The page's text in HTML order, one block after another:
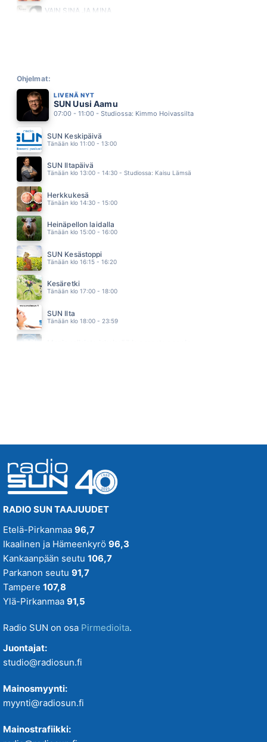
VAIN SINÄ JA MINÄ
SUVI KARJULA
SATA VUOTTA SITTEN
SAMU HABER
03.42
LAURA NÄRHI
03.36
MARKKU ARO
03.33
HAPPORADIO
03.25
BOGART CO
03.20
EMMA & MATILDA
03.15
MAMBA
03.11
JANNIKA B
03.09
Ohjelmat:
LIVENÄ NYT
SUN Uusi Aamu
07:00 - 11:00 - Studiossa: Kimmo Hoivassilta
SUN Keskipäivä
Tänään klo 11:00 - 13:00
SUN Iltapäivä
Tänään klo 13:00 - 14:30 - Studiossa: Kaisu Lämsä
Herkkukesä
Tänään klo 14:30 - 15:00
Heinäpellon laidalla
Tänään klo 15:00 - 16:00
SUN Kesästoppi
Tänään klo 16:15 - 16:20
Kesäretki
Tänään klo 17:00 - 18:00
SUN Ilta
Tänään klo 18:00 - 23:59
RADIO SUN TAAJUUDET
Etelä-Pirkanmaa 96,7
Ikaalinen ja Hämeenkyrö 96,3
Kankaanpään seutu 106,7
Parkanon seutu 91,7
Tampere 107,8
Ylä-Pirkanmaa 91,5
Radio SUN on osa Pirmedioita.
Juontajat:
studio@radiosun.fi
Mainosmyynti:
myynti@radiosun.fi
Mainostrafiikki: